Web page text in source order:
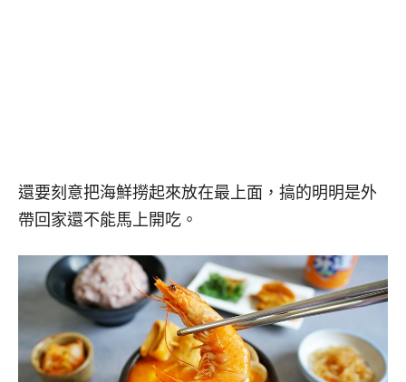
還要刻意把海鮮撈起來放在最上面，搞的明明是外
帶回家還不能馬上開吃。